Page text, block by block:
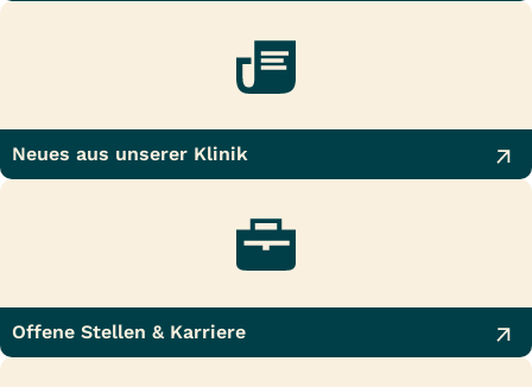
Neues aus unserer Klinik
Offene Stellen & Karriere